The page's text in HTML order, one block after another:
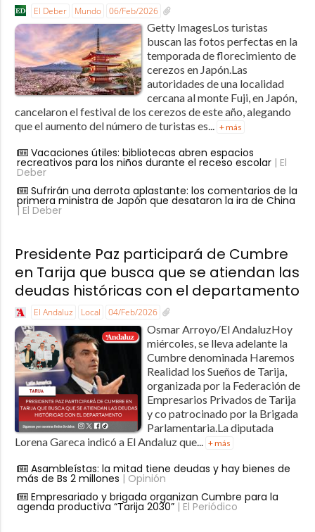
El Deber Mundo 06/Feb/2026
Getty ImagesLos turistas
buscan las fotos perfectas en la
temporada de florecimiento de
cerezos en Japón.Las
autoridades de una localidad
cercana al monte Fuji, en Japón,
cancelaron el festival de los cerezos de este año, alegando
que el aumento del número de turistas es... + más
Vacaciones útiles: bibliotecas abren espacios
recreativos para los niños durante el receso escolar| El
Deber
Sufrirán una derrota aplastante: los comentarios de la
primera ministra de Japón que desataron la ira de China
| El Deber
Presidente Paz participará de Cumbre
en Tarija que busca que se atiendan las
deudas históricas con el departamento
El Andaluz Local 04/Feb/2026
Osmar Arroyo/El AndaluzHoy
miércoles, se lleva adelante la
Cumbre denominada Haremos
Realidad los Sueños de Tarija,
organizada por la Federación de
Empresarios Privados de Tarija
y co patrocinado por la Brigada
Parlamentaria.La diputada
Lorena Gareca indicó a El Andaluz que... + más
Asambleístas: la mitad tiene deudas y hay bienes de
más de Bs 2 millones | Opinión
Empresariado y brigada organizan Cumbre para la
agenda productiva “Tarija 2030”| El Periódico